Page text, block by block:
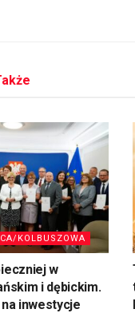
KOLBUSZOWA
w
i dębickim.
inwestycje